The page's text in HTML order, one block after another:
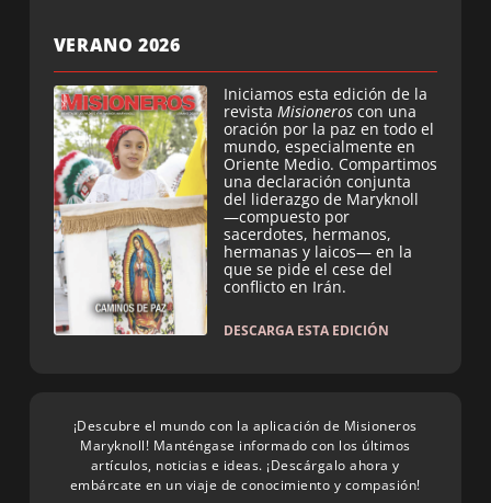
VERANO 2026
Iniciamos esta edición de la
revista Misioneros con una
oración por la paz en todo el
mundo, especialmente en
Oriente Medio. Compartimos
una declaración conjunta
del liderazgo de Maryknoll
—compuesto por
sacerdotes, hermanos,
hermanas y laicos— en la
que se pide el cese del
conflicto en Irán.
DESCARGA ESTA EDICIÓN
¡Descubre el mundo con la aplicación de Misioneros
Maryknoll! Manténgase informado con los últimos
artículos, noticias e ideas. ¡Descárgalo ahora y
embárcate en un viaje de conocimiento y compasión!